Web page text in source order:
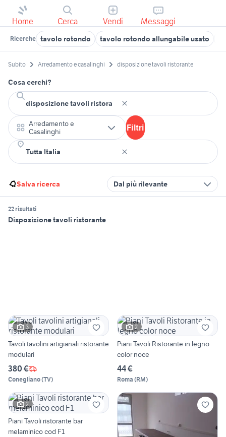
Home Cerca Vendi Messaggi
Ricerche tavolo rotondo tavolo rotondo allungabile usato
Subito Arredamento e casalinghi disposizione tavoli ristorante
Cosa cerchi?
Arredamento e
Casalinghi
Filtri
Salva ricerca Dal più rilevante
22 risultati
Disposizione tavoli ristorante
3
Tavoli tavolini artigianali ristorante
modulari
380 €
Conegliano(TV)
2
Piani Tavoli Ristorante in legno
color noce
44 €
Roma (RM)
2
Piani Tavoli ristorante bar
melaminico cod F1